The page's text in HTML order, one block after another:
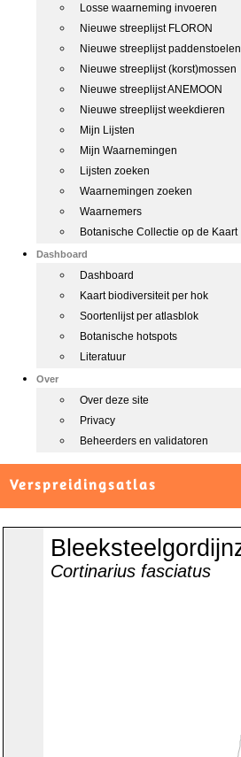
Losse waarneming invoeren
Nieuwe streeplijst FLORON
Nieuwe streeplijst paddenstoelen
Nieuwe streeplijst (korst)mossen
Nieuwe streeplijst ANEMOON
Nieuwe streeplijst weekdieren
Mijn Lijsten
Mijn Waarnemingen
Lijsten zoeken
Waarnemingen zoeken
Waarnemers
Botanische Collectie op de Kaart
Dashboard
Dashboard
Kaart biodiversiteit per hok
Soortenlijst per atlasblok
Botanische hotspots
Literatuur
Over
Over deze site
Privacy
Beheerders en validatoren
Verspreidingsatlas